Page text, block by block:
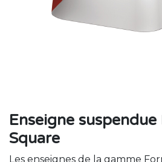
Enseigne
Square
Les enseignes de la gamme